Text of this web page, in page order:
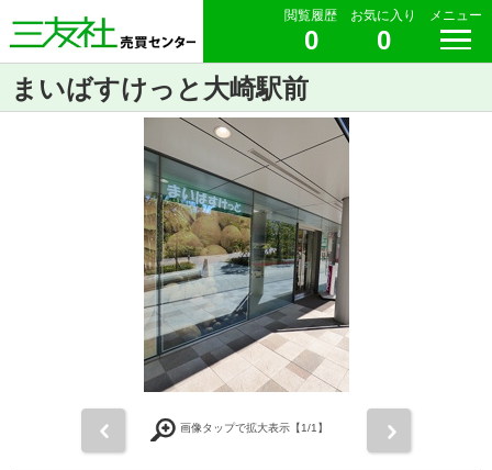
閲覧履歴
0
お気に入り
0
メニュー
まいばすけっと大崎駅前
画像タップで拡大表示【1/1】